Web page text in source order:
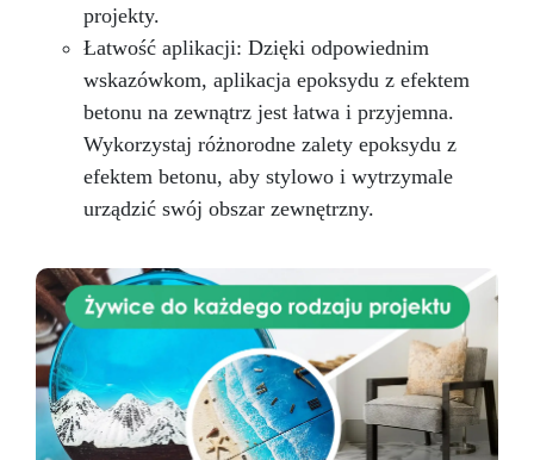
projekty.
Łatwość aplikacji: Dzięki odpowiednim
wskazówkom, aplikacja epoksydu z efektem
betonu na zewnątrz jest łatwa i przyjemna.
Wykorzystaj różnorodne zalety epoksydu z
efektem betonu, aby stylowo i wytrzymale
urządzić swój obszar zewnętrzny.